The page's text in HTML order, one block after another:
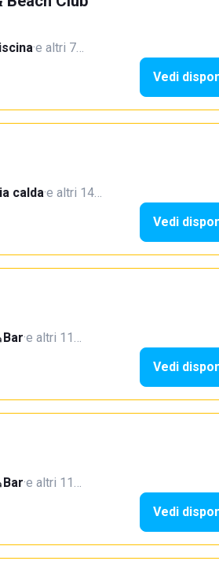
·e altri 7…
Vedi
calda·e altri 14…
Vedi
Bar·e altri 11…
Vedi
Bar·e altri 11…
Vedi